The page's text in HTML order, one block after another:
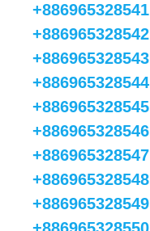
+886965328541
+886965328542
+886965328543
+886965328544
+886965328545
+886965328546
+886965328547
+886965328548
+886965328549